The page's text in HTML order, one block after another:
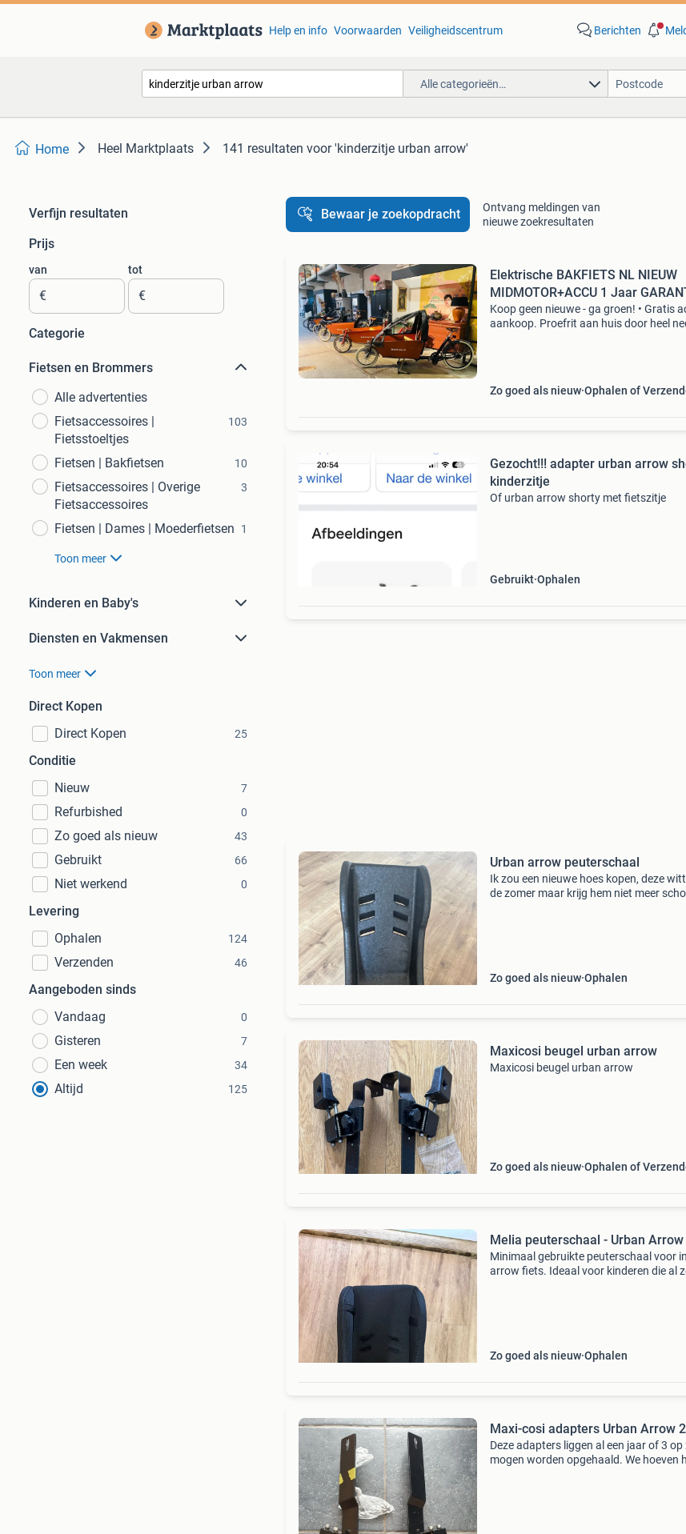
Help en info Voorwaarden Veiligheidscentrum Berichten
Alle categorieën…
Home Heel Marktplaats 141 resultaten voor 'kinderzitje urban arrow'
Verfijn resultaten
Prijs
van
€
tot
€
Categorie
Fietsen en Brommers
Alle advertenties
Fietsaccessoires |
Fietsstoeltjes
103
Fietsen | Bakfietsen 10
Fietsaccessoires | Overige
Fietsaccessoires
3
Fietsen | Dames | Moederfietsen 1
Toon meer
Kinderen en Baby's
Diensten en Vakmensen
Toon meer
Direct Kopen
Direct Kopen
25
Conditie
Nieuw
7
Refurbished 0
Zo goed als nieuw 43
Gebruikt 66
Niet werkend 0
Levering
Ophalen
124
Verzenden 46
Aangeboden sinds
Vandaag
0
Gisteren 7
Een week 34
Altijd 125
Bewaar je zoekopdracht
Ontvang meldingen van
nieuwe zoekresultaten
Elektrische BAKFIETS NL NIEUW
MIDMOTOR+ACCU 1 Jaar
Koop geen nieuwe - ga groen! • Gratis
aankoop. Proefrit aan huis door heel
Zo goed als nieuw Ophalen of
Gezocht!!! adapter urban arrow
kinderzitje
Of urban arrow shorty met fietszitje
Gebruikt Ophalen
Urban arrow peuterschaal
Ik zou een nieuwe hoes kopen, deze
de zomer maar krijg hem niet meer
Zo goed als nieuw Ophalen
Maxicosi beugel urban arrow
Maxicosi beugel urban arrow
Zo goed als nieuw Ophalen of
Melia peuterschaal - Urban Arrow
Minimaal gebruikte peuterschaal voor
arrow fiets. Ideaal voor kinderen die al
Zo goed als nieuw Ophalen
Maxi-cosi adapters Urban Arrow
Deze adapters liggen al een jaar of 3 op
mogen worden opgehaald. We hoeven